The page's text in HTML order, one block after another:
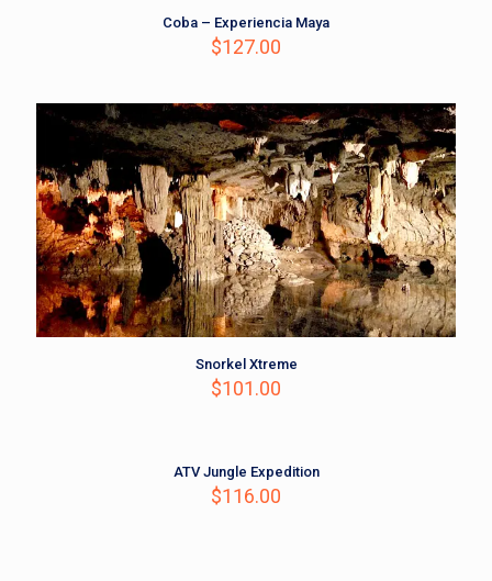
Coba – Experiencia Maya
$127.00
Snorkel Xtreme
$101.00
ATV Jungle Expedition
$116.00